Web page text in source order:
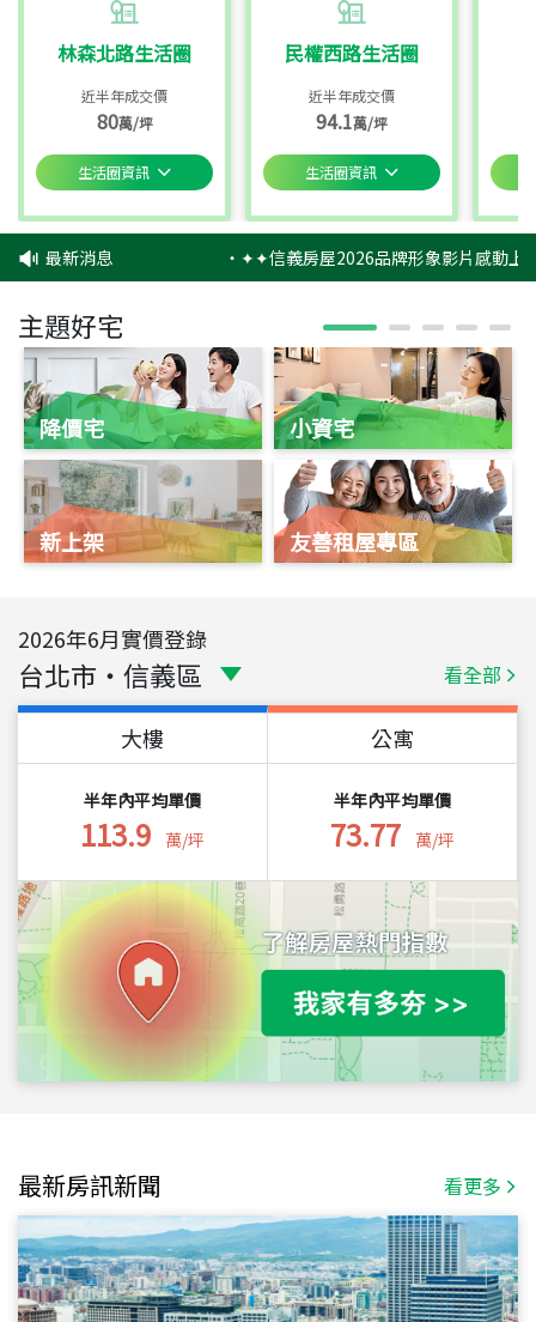
林森北路生活圈
近半年成交價
80萬/坪
生活圈資訊
民權西路生活圈
近半年成交價
94.1萬/坪
生活圈資訊
最新消息 ‧✦✦信義房屋2026品牌形象影片感動上
主題好宅
降價宅
新上架
小資宅
友善租屋專區
2026年6月實價登錄
台北市 ・ 信義區 看全部
大樓
半年內平均單價
113.9 萬/坪
公寓
半年內平均單價
73.77 萬/坪
最新房訊新聞 看更多